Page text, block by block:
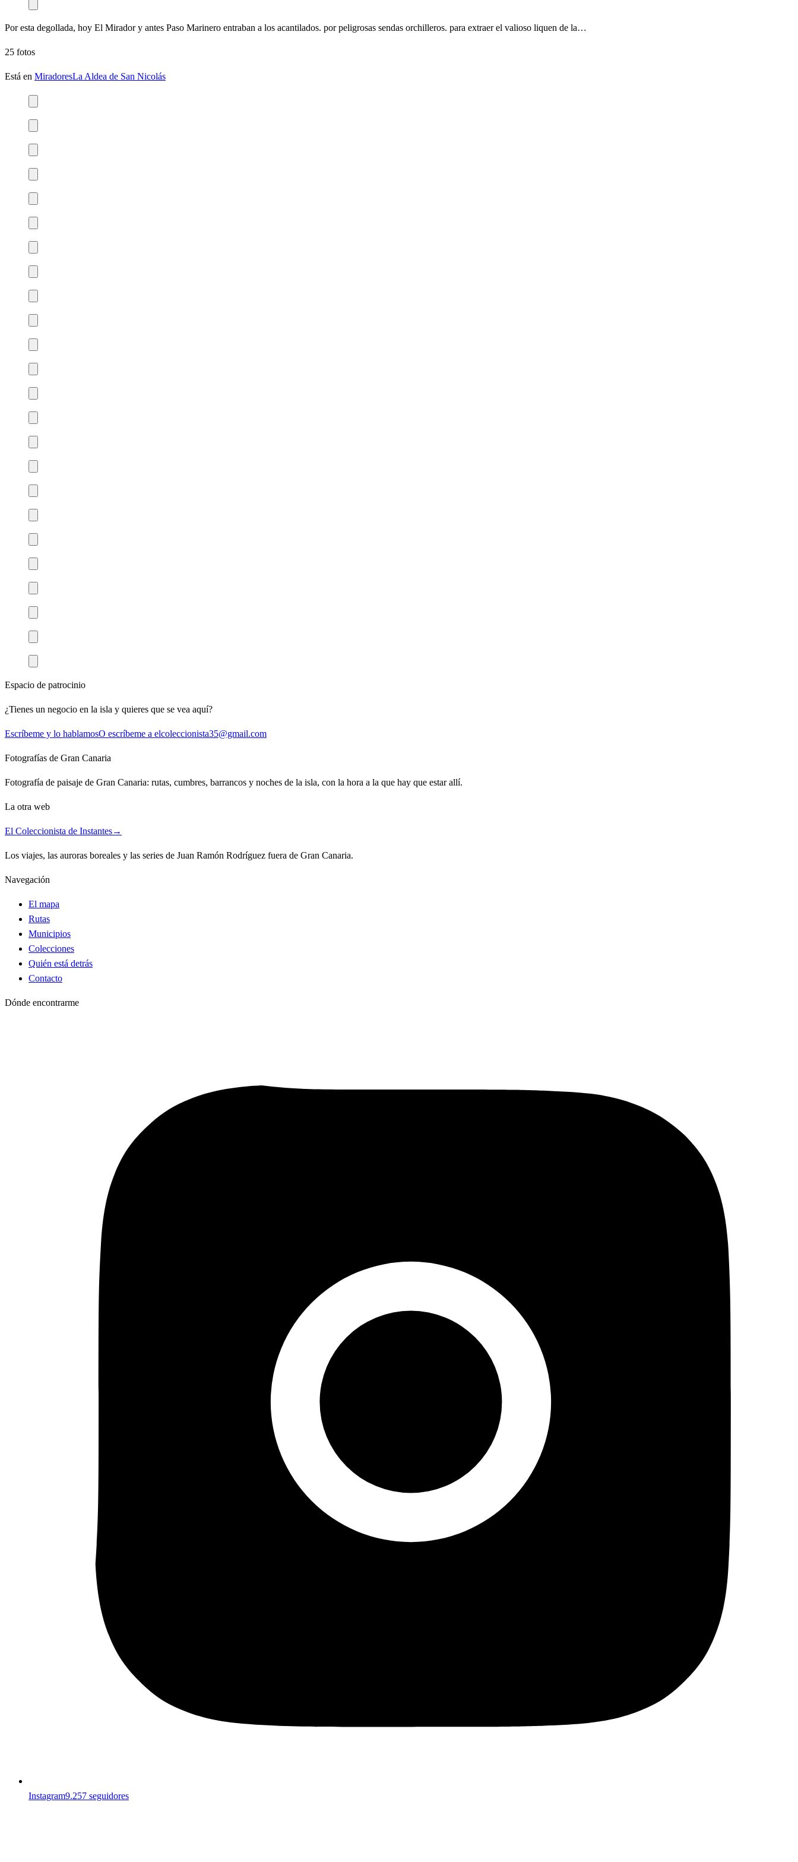
Por esta degollada, hoy El Mirador y antes Paso Marinero entraban a los acantilados. por peligrosas sendas orchilleros. para extraer el valioso liquen de la…
25 fotos
Está en MiradoresLa Aldea de San Nicolás
Espacio de patrocinio
¿Tienes un negocio en la isla y quieres que se vea aquí?
Escríbeme y lo hablamosO escríbeme a elcoleccionista35@gmail.com
Fotografías de Gran Canaria
Fotografía de paisaje de Gran Canaria: rutas, cumbres, barrancos y noches de la isla, con la hora a la que hay que estar allí.
La otra web
El Coleccionista de Instantes→
Los viajes, las auroras boreales y las series de Juan Ramón Rodríguez fuera de Gran Canaria.
Navegación
El mapa
Rutas
Municipios
Colecciones
Quién está detrás
Contacto
Dónde encontrarme
Instagram9.257 seguidores